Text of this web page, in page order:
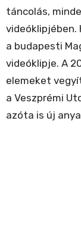
táncolás,
videóklipjében.
a budapesti
videóklipje. A
elemeket
a Veszprémi
azóta is új